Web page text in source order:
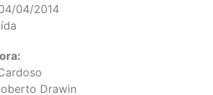
04/2014
Drawin